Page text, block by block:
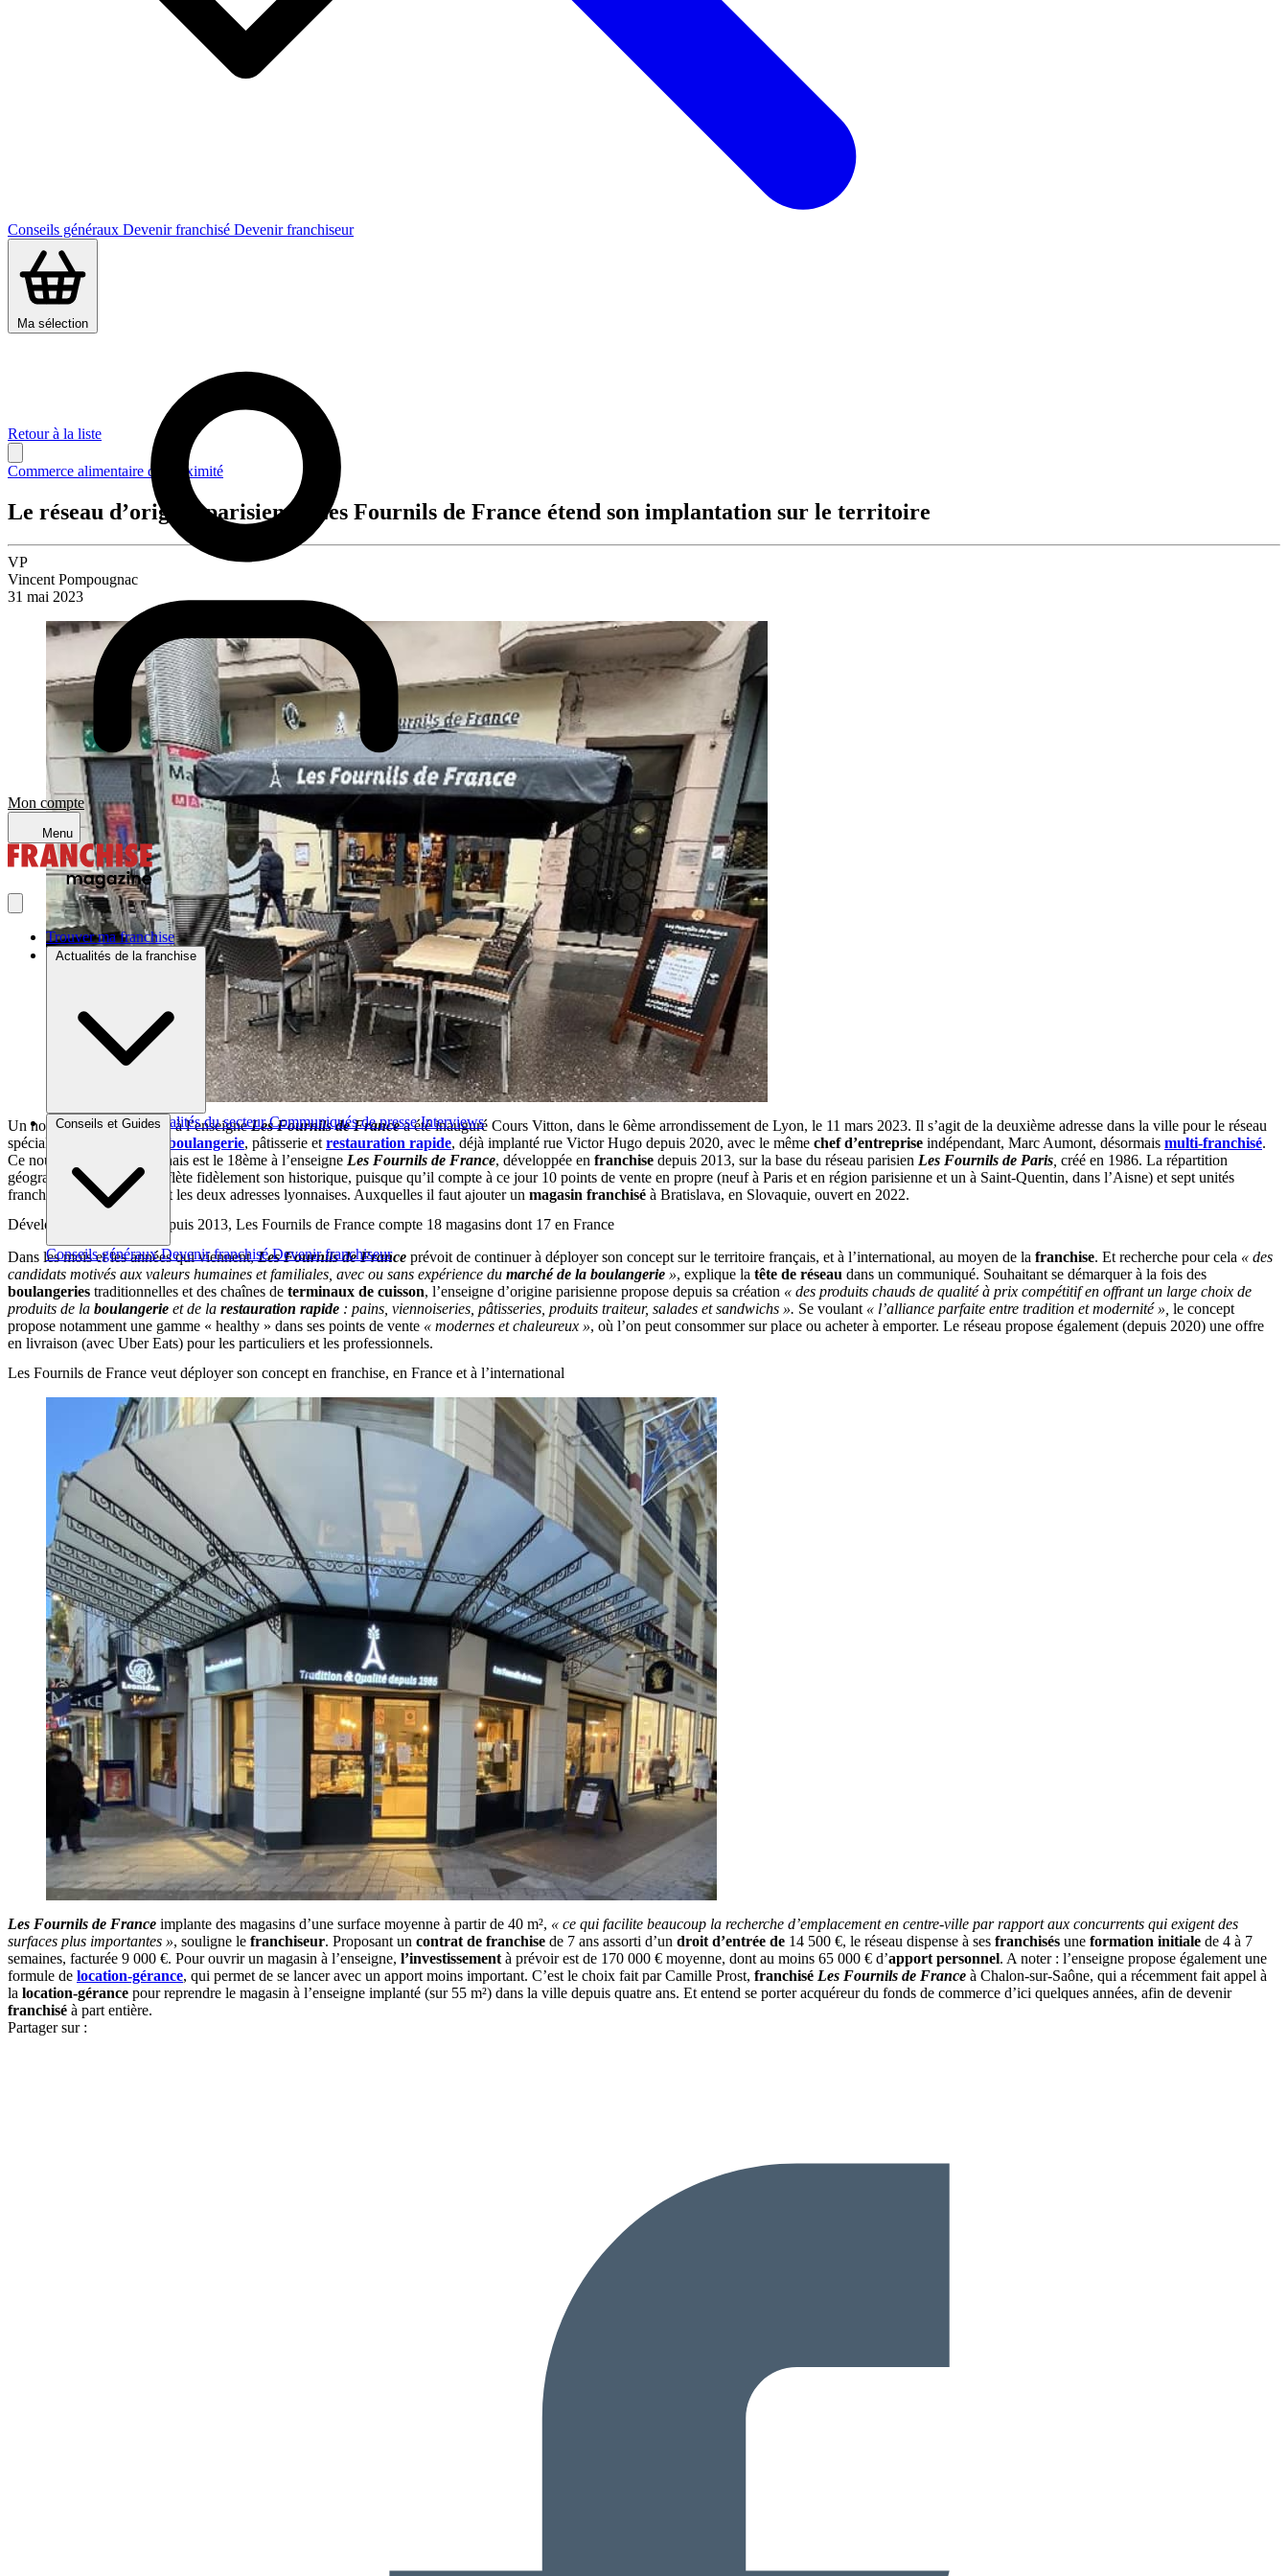
Conseils généraux Devenir franchisé Devenir franchiseur
Ma sélection
Mon compte
Menu
Trouver ma franchise
Actualités de la franchise
Brèves et actus Actualités du secteur Communiqués de presse Interviews
Conseils et Guides
Conseils généraux Devenir franchisé Devenir franchiseur
Retour à la liste
Commerce alimentaire de proximité
Le réseau d’origine parisienne Les Fournils de France étend son implantation sur le territoire
VP
Vincent Pompougnac
31 mai 2023
Un nouveau point de vente à l’enseigneLes Fournils de Francea été inauguré Cours Vitton, dans le 6ème arrondissement de Lyon, le 11 mars 2023. Il s’agit de la deuxième adresse dans la ville pour le réseau
spécialiste des produits de
boulangerie, pâtisserie et restauration rapide, déjà implanté rue Victor Hugo depuis 2020, avec le même chef d’entreprise indépendant, Marc Aumont, désormais multi-franchisé.
Ce nouveau magasin lyonnais est le 18ème à l’enseigne Les Fournils de France, développée en franchise depuis 2013, sur la base du réseau parisien Les Fournils de Paris créé en 1986. La répartition
géographique du réseau reflète fidèlement son historique, puisque qu’il compte à ce jour 10 points de vente en propre (neuf à Paris et en région parisienne et un à Saint-Quentin, dans l’Aisne) et sept unités
franchisées en France, dont les deux adresses lyonnaises. Auxquelles il faut ajouter un magasin franchisé à Bratislava, en Slovaquie, ouvert en 2022.
Développé en franchise depuis 2013, Les Fournils de France compte 18 magasins dont 17 en France
Dans les mois et les années qui viennent,Les Fournils de France prévoit de continuer à déployer son concept sur le territoire français, et à l’international, au moyen de la franchise. Et recherche pour cela « des
candidats motivés aux valeurs humaines et familiales, avec ou sans expérience du marché de la boulangerie », explique la tête de réseau dans un communiqué. Souhaitant se démarquer à la fois des
boulangeries traditionnelles et des chaînes de terminaux de cuisson, l’enseigne d’origine parisienne propose depuis sa création « des produits chauds de qualité à prix compétitif en offrant un large choix de
produits de la boulangerie et de la restauration rapide : pains, viennoiseries, pâtisseries, produits traiteur, salades et sandwichs ». Se voulant « l’alliance parfaite entre tradition et modernité », le concept
propose notamment une gamme « healthy » dans ses points de vente « modernes et chaleureux », où l’on peut consommer sur place ou acheter à emporter. Le réseau propose également (depuis 2020) une offre
en livraison (avec Uber Eats) pour les particuliers et les professionnels.
Les Fournils de France veut déployer son concept en franchise, en France et à l’international
Les Fournils de France implante des magasins d’une surface moyenne à partir de 40 m², « ce qui facilite beaucoup la recherche d’emplacement en centre-ville par rapport aux concurrents qui exigent des
surfaces plus importantes », souligne le franchiseur. Proposant un contrat de franchise de 7 ans assorti d’un droit d’entrée de 14 500 €, le réseau dispense à ses franchisés une formation initiale de 4 à 7
semaines, facturée 9 000 €. Pour ouvrir un magasin à l’enseigne, l’investissement à prévoir est de 170 000 € moyenne, dont au moins 65 000 € d’apport personnel. A noter : l’enseigne propose également une
formule de location-gérance, qui permet de se lancer avec un apport moins important. C’est le choix fait par Camille Prost, franchisé Les Fournils de France à Chalon-sur-Saône, qui a récemment fait appel à
la location-gérance pour reprendre le magasin à l’enseigne implanté (sur 55 m²) dans la ville depuis quatre ans. Et entend se porter acquéreur du fonds de commerce d’ici quelques années, afin de devenir
franchisé à part entière.
Partager sur :